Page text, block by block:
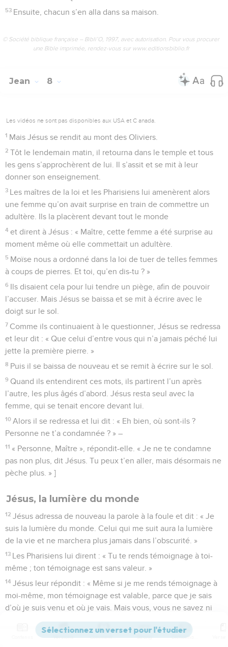
53 Ensuite, chacun s’en alla dans sa maison.
© Société biblique française – Bibli’O, 1997, avec autorisation. Pour vous procurer
une Bible imprimée, rendez-vous sur www.editionsbiblio.fr
Jean 8
Les vidéos ne sont pas disponibles aux USA et C anada.
1 Mais Jésus se rendit au mont des Oliviers.
2 Tôt le lendemain matin, il retourna dans le temple et tous
les gens s’approchèrent de lui. Il s’assit et se mit à leur
donner son enseignement.
3 Les maîtres de la loi et les Pharisiens lui amenèrent alors
une femme qu’on avait surprise en train de commettre un
adultère. Ils la placèrent devant tout le monde
4 et dirent à Jésus : « Maître, cette femme a été surprise au
moment même où elle commettait un adultère.
5 Moïse nous a ordonné dans la loi de tuer de telles femmes
à coups de pierres. Et toi, qu’en dis-tu ? »
6 Ils disaient cela pour lui tendre un piège, afin de pouvoir
l’accuser. Mais Jésus se baissa et se mit à écrire avec le
doigt sur le sol.
7 Comme ils continuaient à le questionner, Jésus se redressa
et leur dit : « Que celui d’entre vous qui n’a jamais péché lui
jette la première pierre. »
8 Puis il se baissa de nouveau et se remit à écrire sur le sol.
9 Quand ils entendirent ces mots, ils partirent l’un après
l’autre, les plus âgés d’abord. Jésus resta seul avec la
femme, qui se tenait encore devant lui.
10 Alors il se redressa et lui dit : « Eh bien, où sont-ils ?
Personne ne t’a condamnée ? » –
11 « Personne, Maître », répondit-elle. « Je ne te condamne
pas non plus, dit Jésus. Tu peux t’en aller, mais désormais ne
pèche plus. » ]
Jésus, la lumière du monde
12 Jésus adressa de nouveau la parole à la foule et dit : « Je
suis la lumière du monde. Celui qui me suit aura la lumière
de la vie et ne marchera plus jamais dans l’obscurité. »
13 Les Pharisiens lui dirent : « Tu te rends témoignage à toi-
même ; ton témoignage est sans valeur. »
14 Jésus leur répondit : « Même si je me rends témoignage à
moi-même, mon témoignage est valable, parce que je sais
d’où je suis venu et où je vais. Mais vous, vous ne savez ni
d’où je viens ni où je vais.
Vous jugez à la manière des hommes ; moi je ne juge
Versions Commentaires Strong